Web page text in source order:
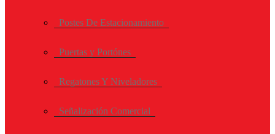
Postes De Estacionamiento
Puertas y Portónes
Regatones Y Niveladores
Señalización Comercial